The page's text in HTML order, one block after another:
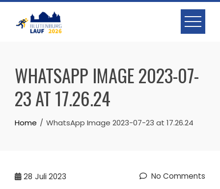
Skip
content
WHATSAPP IMAGE 2023-07-
23 AT 17.26.24
Home WhatsApp Image 2023-07-23 at 17.26.24
28 Juli 2023 No Comments